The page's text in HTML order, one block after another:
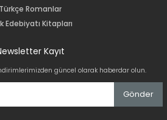
Türkçe Romanlar
Edebiyatı Kitapları
Kayıt
güncel olarak haberdar olun.
Gönder